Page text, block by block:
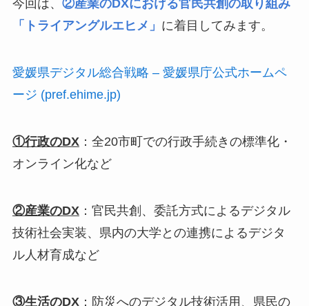
今回は、 ②産業のDXにおける官民共創の取り組み
「トライアングルエヒメ」 に着目してみます。
愛媛県デジタル総合戦略 – 愛媛県庁公式ホームペ
ージ (pref.ehime.jp)
①行政のDX：全20市町での行政手続きの標準化・
オンライン化など
②産業のDX：官民共創、委託方式によるデジタル
技術社会実装、県内の大学との連携によるデジタ
ル人材育成など
③生活のDX：防災へのデジタル技術活用、県民の